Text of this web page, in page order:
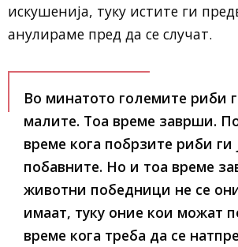
искушенија, туку истите ги
анулираме пред да се случат.
Во минатото големите риби
малите. Тоа време заврши.
време кога побрзите риби ги
побавните. Но и тоа време
животни победници не се
имаат, туку оние кои можат
време кога треба да се